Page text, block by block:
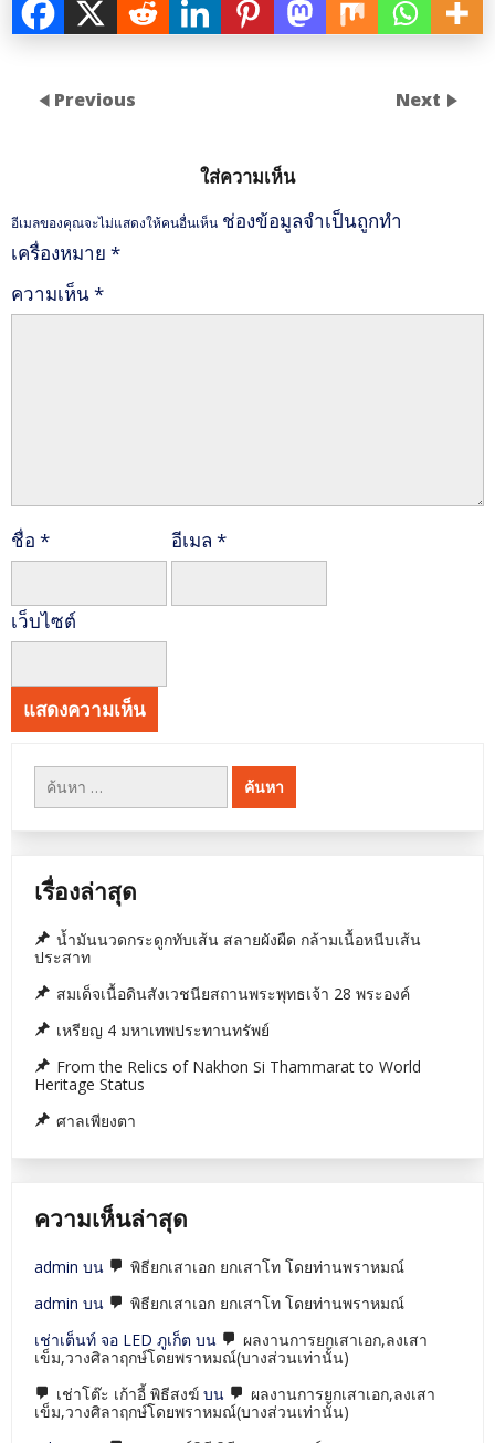
Previous Next
ใส่ความเห็น
อีเมลของคุณจะไม่แสดงให้คนอื่นเห็น ช่องข้อมูลจำเป็นถูกทำ
เครื่องหมาย *
ความเห็น*
ชื่อ * อีเมล *
เว็บไซต์
ค้นหา
สำหรับ:
เรื่องล่าสุด
น้ำมันนวดกระดูกทับเส้น สลายผังผืด กล้ามเนื้อหนีบเส้น
ประสาท
สมเด็จเนื้อดินสังเวชนียสถานพระพุทธเจ้า 28 พระองค์
เหรียญ 4 มหาเทพประทานทรัพย์
From the Relics of Nakhon Si Thammarat to World
Heritage Status
ศาลเพียงตา
ความเห็นล่าสุด
admin บน
พิธียกเสาเอก ยกเสาโท โดยท่านพราหมณ์
admin บน
พิธียกเสาเอก ยกเสาโท โดยท่านพราหมณ์
เช่าเต็นท์ จอ LED ภูเก็ต บน
ผลงานการยกเสาเอก,ลงเสา
เข็ม,วางศิลาฤกษ์โดยพราหมณ์(บางส่วนเท่านั้น)
เช่าโต๊ะ เก้าอี้ พิธีสงฆ์ บน
ผลงานการยกเสาเอก,ลงเสา
เข็ม,วางศิลาฤกษ์โดยพราหมณ์(บางส่วนเท่านั้น)